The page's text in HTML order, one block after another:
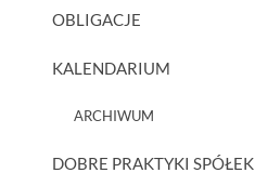
OBLIGACJE
KALENDARIUM
ARCHIWUM
DOBRE PRAKTYKI SPÓŁEK